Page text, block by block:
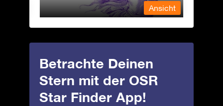
Ansicht
Betrachte Deinen
Stern mit der OSR
Star Finder App!